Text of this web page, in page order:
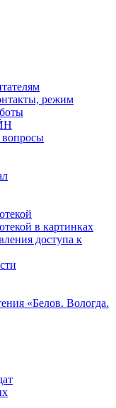
режим
вопросы
в картинках
доступа к
«Белов. Вологда.